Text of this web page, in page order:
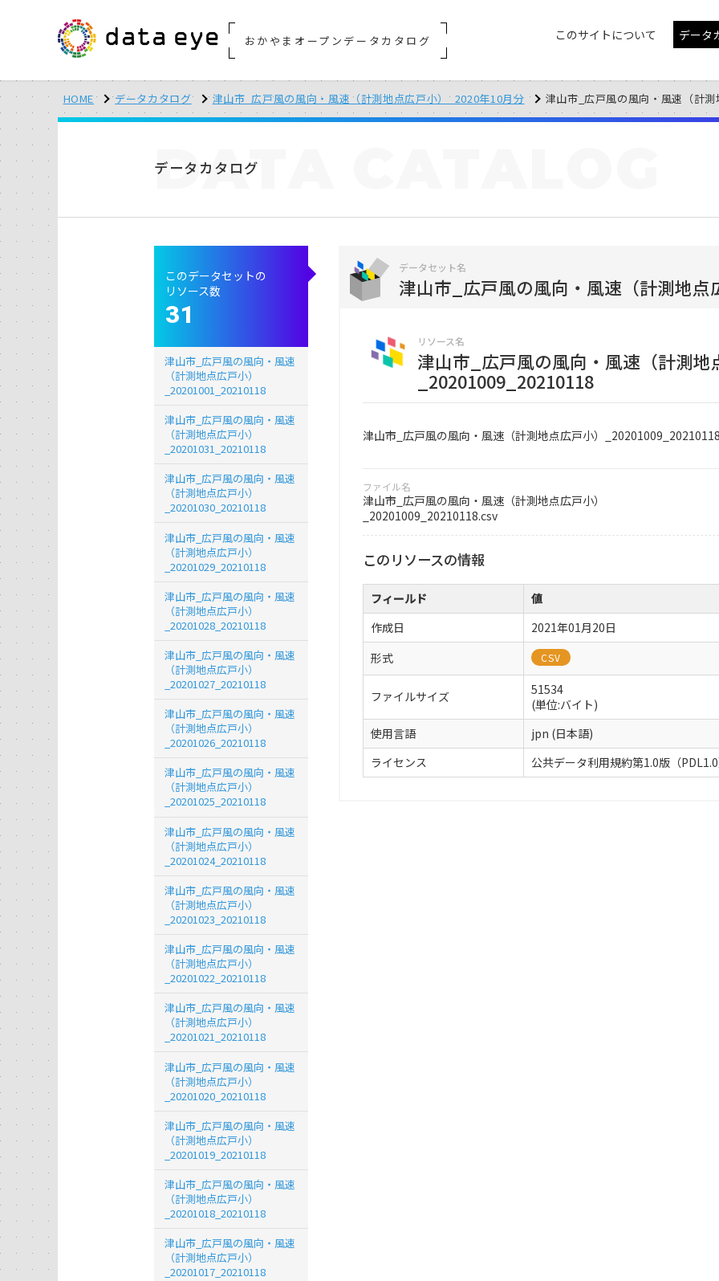
おかやまオープンデータカタログ このサイトについて データ
HOME データカタログ 津山市_広戸風の風向・風速（計測地点広戸小）_2020年10月分 津山市_広戸風の風向・風速（計
データカタログ
DATA
データセット名
津山市_広戸風の風向・風速（計測地
リソース名
津山市_広戸風の風向・風速（計測地
_20201009_20210118
津山市_広戸風の風向・風速（計測地点広戸小）
ファイル名
津山市_広戸風の風向・風速（計測地点広戸小）
_20201009_20210118.csv
このリソースの情報
フィールド
値
作成日
2021年01月20日
形式
CSV
ファイルサイズ
51534
(単位:バイト)
使用言語
jpn (日本語)
ライセンス
公共データ利用規約第1.0版（
このデータセットの
リソース数
31
津山市_広戸風の風向・風速
（計測地点広戸小）
_20201001_20210118
津山市_広戸風の風向・風速
（計測地点広戸小）
_20201031_20210118
津山市_広戸風の風向・風速
（計測地点広戸小）
_20201030_20210118
津山市_広戸風の風向・風速
（計測地点広戸小）
_20201029_20210118
津山市_広戸風の風向・風速
（計測地点広戸小）
_20201028_20210118
津山市_広戸風の風向・風速
（計測地点広戸小）
_20201027_20210118
津山市_広戸風の風向・風速
（計測地点広戸小）
_20201026_20210118
津山市_広戸風の風向・風速
（計測地点広戸小）
_20201025_20210118
津山市_広戸風の風向・風速
（計測地点広戸小）
_20201024_20210118
津山市_広戸風の風向・風速
（計測地点広戸小）
_20201023_20210118
津山市_広戸風の風向・風速
（計測地点広戸小）
_20201022_20210118
津山市_広戸風の風向・風速
（計測地点広戸小）
_20201021_20210118
津山市_広戸風の風向・風速
（計測地点広戸小）
_20201020_20210118
津山市_広戸風の風向・風速
（計測地点広戸小）
_20201019_20210118
津山市_広戸風の風向・風速
（計測地点広戸小）
_20201018_20210118
津山市_広戸風の風向・風速
（計測地点広戸小）
_20201017_20210118